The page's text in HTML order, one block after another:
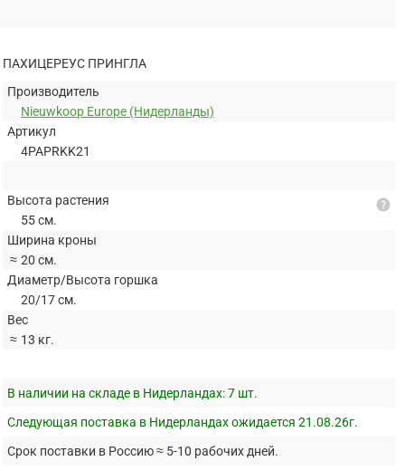
ПАХИЦЕРЕУС ПРИНГЛА
Производитель
Nieuwkoop Europe (Нидерланды)
Артикул
4PAPRKK21
Высота растения
55 см.
Ширина кроны
≈ 20 см.
Диаметр/Высота горшка
20/17 см.
Вес
≈ 13 кг.
help
В наличии на складе в Нидерландах:7 шт.
Следующая поставка в Нидерландах ожидается 21.08.26г.
Срок поставки в Россию ≈ 5-10 рабочих дней.